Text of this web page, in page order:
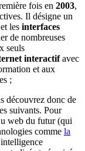
fois en 2003,
Il désigne un
et les interfaces
de nombreuses
seuls
interactifavec
et aux
;
découvrez donc de
suivants. Pour
web du futur (qui
comme la